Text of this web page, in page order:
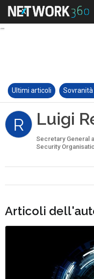
Ultimi articoli
R Luigi
Secretary General
Security
Articoli